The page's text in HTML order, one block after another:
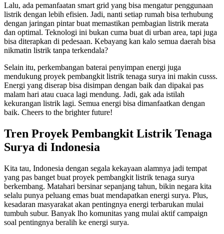
Lalu, ada pemanfaatan smart grid yang bisa mengatur penggunaan
listrik dengan lebih efisien. Jadi, nanti setiap rumah bisa terhubung
dengan jaringan pintar buat memastikan pembagian listrik merata
dan optimal. Teknologi ini bukan cuma buat di urban area, tapi juga
bisa diterapkan di pedesaan. Kebayang kan kalo semua daerah bisa
nikmatin listrik tanpa terkendala?
Selain itu, perkembangan baterai penyimpan energi juga
mendukung proyek pembangkit listrik tenaga surya ini makin cusss.
Energi yang diserap bisa disimpan dengan baik dan dipakai pas
malam hari atau cuaca lagi mendung. Jadi, gak ada istilah
kekurangan listrik lagi. Semua energi bisa dimanfaatkan dengan
baik. Cheers to the brighter future!
Tren Proyek Pembangkit Listrik Tenaga
Surya di Indonesia
Kita tau, Indonesia dengan segala kekayaan alamnya jadi tempat
yang pas banget buat proyek pembangkit listrik tenaga surya
berkembang. Matahari bersinar sepanjang tahun, bikin negara kita
selalu punya peluang emas buat mendapatkan energi surya. Plus,
kesadaran masyarakat akan pentingnya energi terbarukan mulai
tumbuh subur. Banyak lho komunitas yang mulai aktif campaign
soal pentingnya beralih ke energi surya.